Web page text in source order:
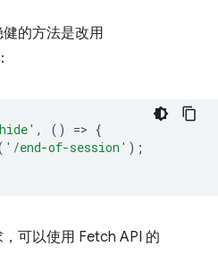
的方法是改用
：
, () => {
'/end-of-session' );
可以使用 Fetch API 的